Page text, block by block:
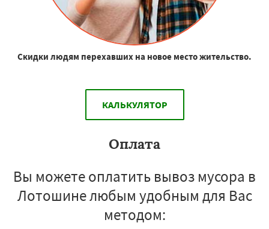
Скидки людям перехавших на новое место жительство.
КАЛЬКУЛЯТОР
Оплата
Вы можете оплатить вывоз мусора в
Лотошине любым удобным для Вас
методом: